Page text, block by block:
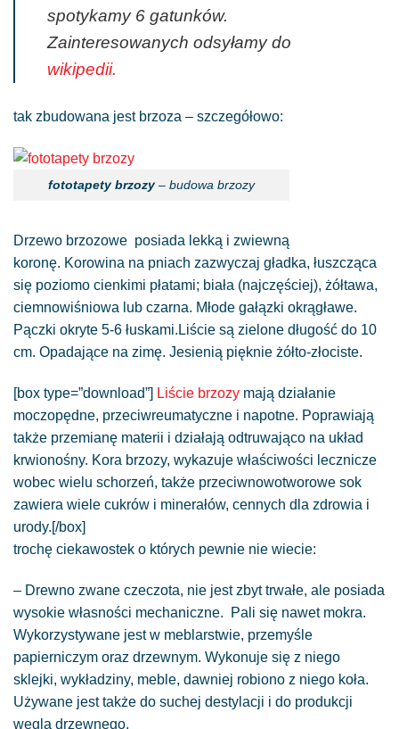
spotykamy 6 gatunków.
Zainteresowanych odsyłamy do
wikipedii.
tak zbudowana jest brzoza – szczegółowo:
fototapety brzozy– budowa brzozy
Drzewo brzozowe posiada lekką i zwiewną
koronę. Korowina na pniach zazwyczaj gładka, łuszcząca
się poziomo cienkimi płatami; biała (najczęściej), żółtawa,
ciemnowiśniowa lub czarna. Młode gałązki okrągławe.
Pączki okryte 5-6 łuskami.Liście są zielone długość do 10
cm. Opadające na zimę. Jesienią pięknie żółto-złociste.
[box type=”download”] Liście brzozy mają działanie
moczopędne, przeciwreumatyczne i napotne. Poprawiają
także przemianę materii i działają odtruwająco na układ
krwionośny. Kora brzozy, wykazuje właściwości lecznicze
wobec wielu schorzeń, także przeciwnowotworowe sok
zawiera wiele cukrów i minerałów, cennych dla zdrowia i
urody.[/box]
trochę ciekawostek o których pewnie nie wiecie:
– Drewno zwane czeczota, nie jest zbyt trwałe, ale posiada
wysokie własności mechaniczne. Pali się nawet mokra.
Wykorzystywane jest w meblarstwie, przemyśle
papierniczym oraz drzewnym. Wykonuje się z niego
sklejki, wykładziny, meble, dawniej robiono z niego koła.
Używane jest także do suchej destylacji i do produkcji
węgla drzewnego.